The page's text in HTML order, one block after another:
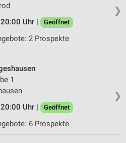
❯
Uhr |
Geöffnet
2 Prospekte
❯
1
Uhr |
Geöffnet
6 Prospekte